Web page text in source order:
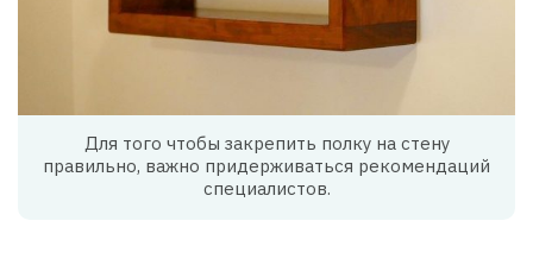
Для того чтобы закрепить полку на стену
правильно, важно придерживаться рекомендаций
специалистов.